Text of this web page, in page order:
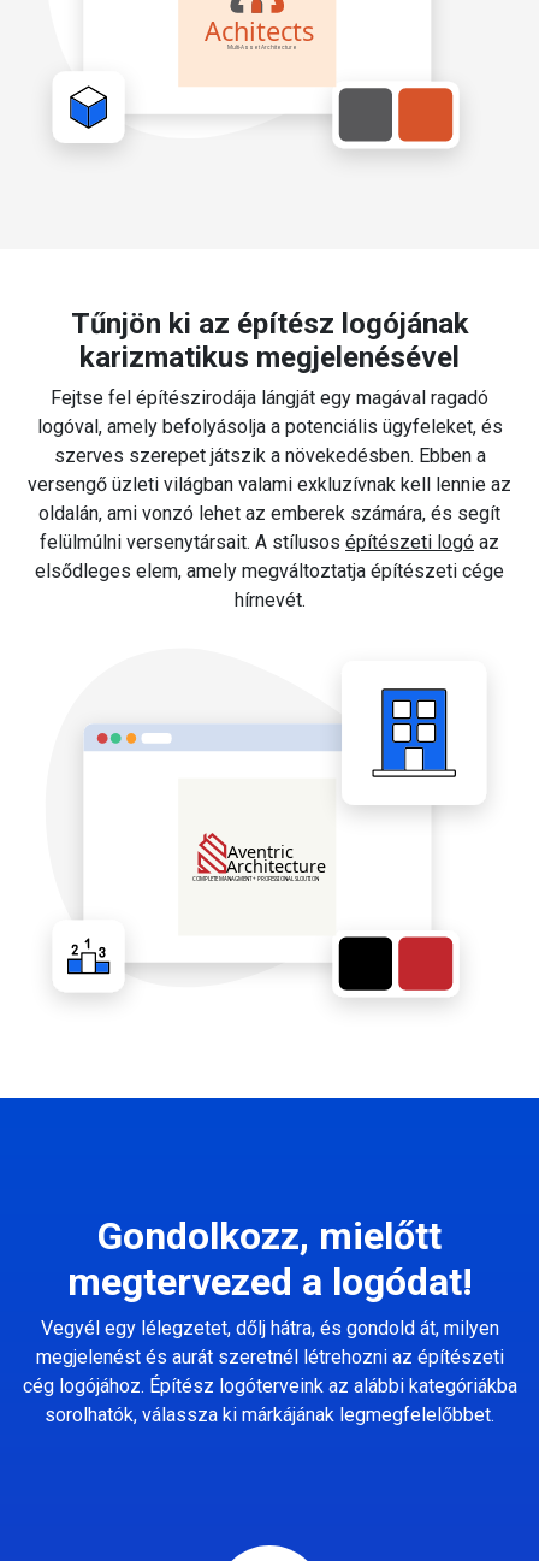
Tűnjön ki az építész logójának
karizmatikus megjelenésével
Fejtse fel építészirodája lángját egy magával ragadó
logóval, amely befolyásolja a potenciális ügyfeleket, és
szerves szerepet játszik a növekedésben. Ebben a
versengő üzleti világban valami exkluzívnak kell lennie az
oldalán, ami vonzó lehet az emberek számára, és segít
felülmúlni versenytársait. A stílusos építészeti logó az
elsődleges elem, amely megváltoztatja építészeti cége
hírnevét.
Gondolkozz, mielőtt
megtervezed a logódat!
Vegyél egy lélegzetet, dőlj hátra, és gondold át, milyen
megjelenést és aurát szeretnél létrehozni az építészeti
cég logójához. Építész logóterveink az alábbi kategóriákba
sorolhatók, válassza ki márkájának legmegfelelőbbet.